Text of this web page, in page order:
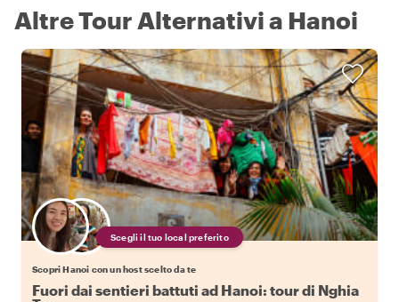
Altre Tour Alternativi a Hanoi
Scegli il tuo local preferito
Scopri Hanoi con un host scelto da te
Fuori dai sentieri battuti ad Hanoi: tour di Nghia